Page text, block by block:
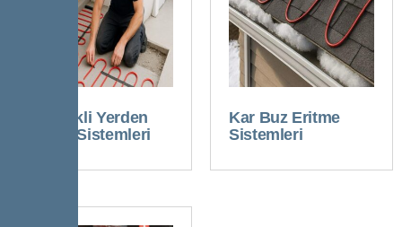
Elektrikli Yerden
Isıtma Sistemleri
Kar Buz Eritme
Sistemleri